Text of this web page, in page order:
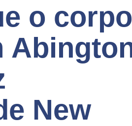
o corpo
New